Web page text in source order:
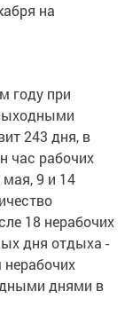
на
году при
243 дня, в
час рабочих
мая, 9 и 14
18 нерабочих
дня отдыха -
днями в